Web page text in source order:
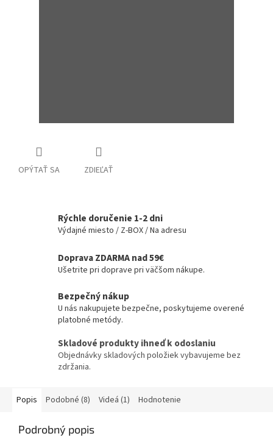
OPÝTAŤ SA ZDIEĽAŤ
Rýchle doručenie 1-2 dni
Výdajné miesto / Z-BOX / Na adresu
Doprava ZDARMA nad 59€
Ušetrite pri doprave pri väčšom nákupe.
Bezpečný nákup
U nás nakupujete bezpečne, poskytujeme overené
platobné metódy.
Skladové produkty ihneď k odoslaniu
Objednávky skladových položiek vybavujeme bez
zdržania.
Popis Podobné (8) Videá (1) Hodnotenie
Podrobný popis